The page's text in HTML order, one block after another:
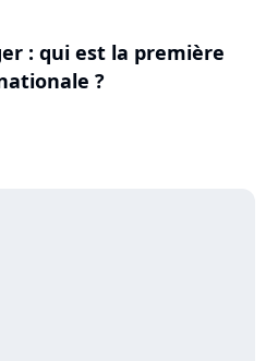
: qui est la première
?